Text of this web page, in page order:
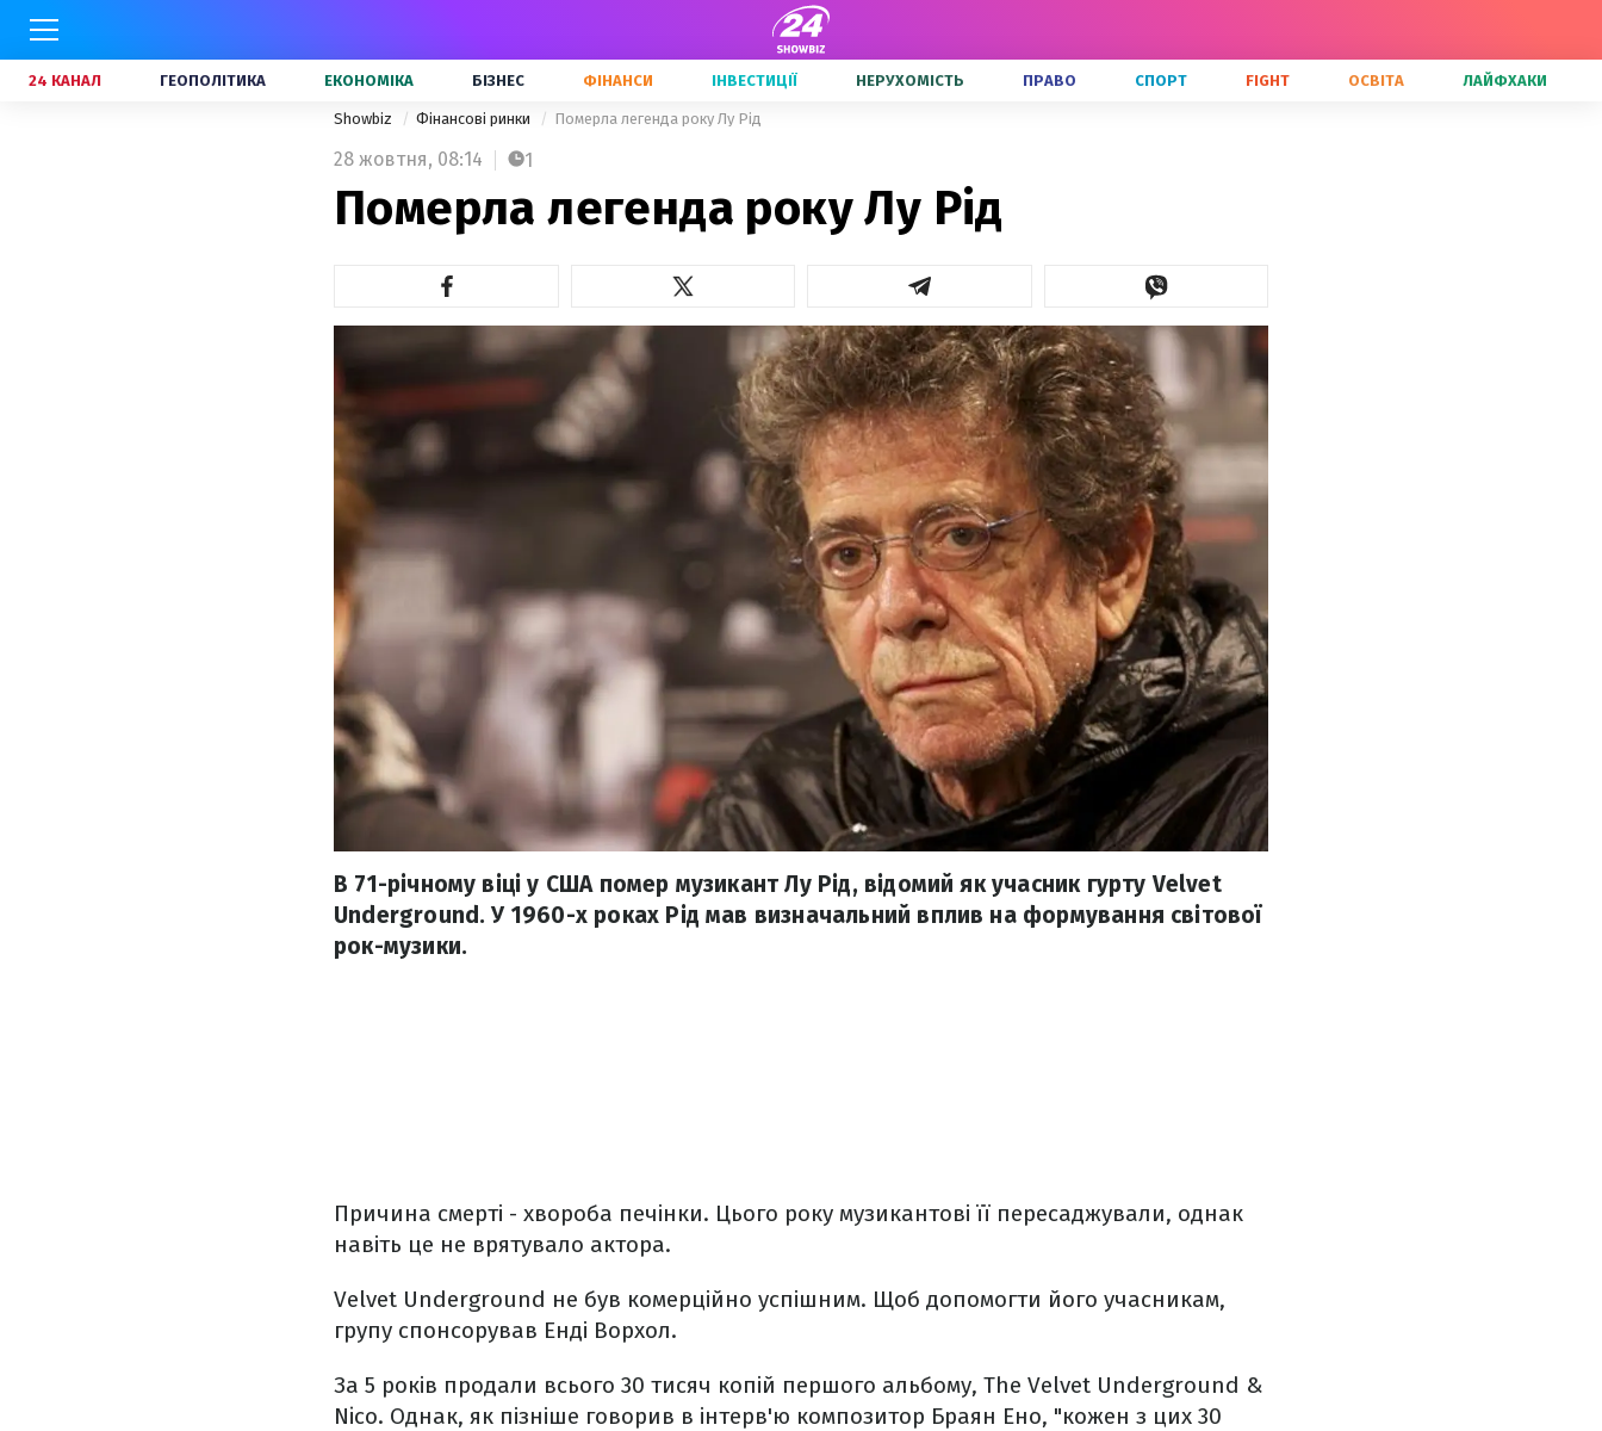
24 КАНАЛ ГЕОПОЛІТИКА ЕКОНОМІКА БІЗНЕС ФІНАНСИ ІНВЕСТИЦІЇ НЕРУХОМІСТЬ ПРАВО СПОРТ FIGHT ОСВІТА ЛАЙФХАКИ
Showbiz Фінансові ринки Померла легенда року Лу Рід
28 жовтня, 08:14 1
Померла легенда року Лу Рід
В 71-річному віці у США помер музикант Лу Рід, відомий як учасник гурту Velvet
Underground. У 1960-х роках Рід мав визначальний вплив на формування світової
рок-музики.
Причина смерті - хвороба печінки. Цього року музикантові її пересаджували, однак
навіть це не врятувало актора.
Velvet Underground не був комерційно успішним. Щоб допомогти його учасникам,
групу спонсорував Енді Ворхол.
За 5 років продали всього 30 тисяч копій першого альбому, The Velvet Underground &
Nico. Однак, як пізніше говорив в інтерв'ю композитор Браян Ено, "кожен з цих 30